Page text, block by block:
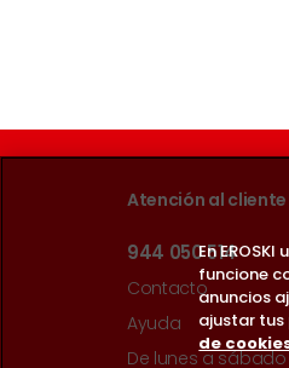
Atención al cliente
944 050 514
Contacto
Ayuda
De lunes a sábado
En
funcione
anuncios
ajustar tus
de